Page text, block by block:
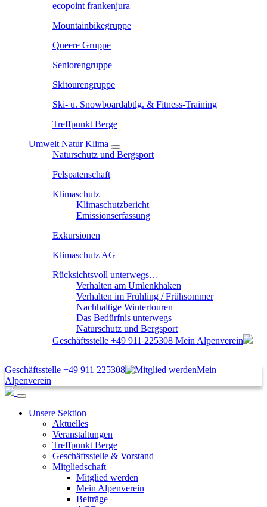
ecopoint frankenjura
Mountainbikegruppe
Queere Gruppe
Seniorengruppe
Skitourengruppe
Ski- u. Snowboardabtlg. & Fitness-Training
Treffpunkt Berge
Umwelt Natur Klima
Naturschutz und Bergsport
Felspatenschaft
Klimaschutz
Klimaschutzbericht
Emissionserfassung
Exkursionen
Klimaschutz AG
Rücksichtsvoll unterwegs…
Verhalten am Umlenkhaken
Verhalten im Frühling / Frühsommer
Nachhaltige Wintertouren
Das Bedürfnis unterwegs
Naturschutz und Bergsport
Geschäftsstelle +49 911 225308 Mein Alpenverein
Geschäftsstelle +49 911 225308
Mein
Alpenverein
Unsere Sektion
Aktuelles
Veranstaltungen
Treffpunkt Berge
Geschäftsstelle & Vorstand
Mitgliedschaft
Mitglied werden
Mein Alpenverein
Beiträge